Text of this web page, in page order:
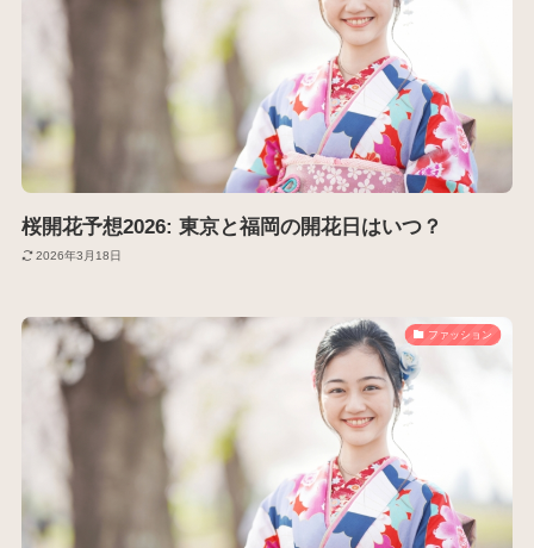
桜開花予想2026: 東京と福岡の開花日はいつ？
2026年3月18日
ファッション